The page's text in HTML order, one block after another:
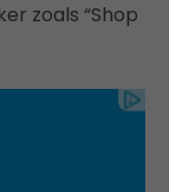
zoals “Shop